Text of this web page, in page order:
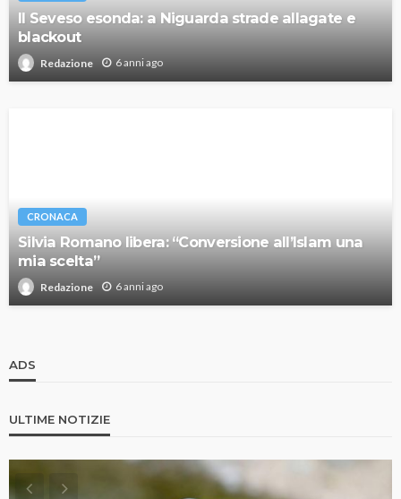
Il Seveso esonda: a Niguarda strade allagate e
blackout
Redazione 6 anni ago
CRONACA
Silvia Romano libera: “Conversione all’Islam una
mia scelta”
Redazione 6 anni ago
ADS
ULTIME NOTIZIE